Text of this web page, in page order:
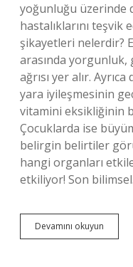
yoğunluğu üzerinde
hastalıklarını
şikayetleri nelerdir?
arasında yorgunluk,
ağrısı yer alır.
yara iyileşmesinin
vitamini eksikliğinin
Çocuklarda ise
belirgin belirtiler
hangi organları
etkiliyor! Son
Devamını okuyun
Vitamini